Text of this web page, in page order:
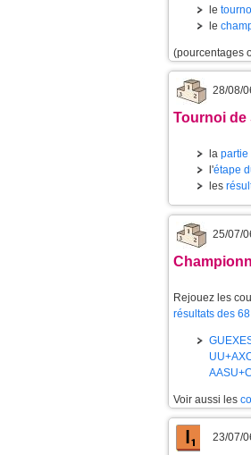
le
le
(pourcentages
28/08/
Tournoi de
la partie
l'étape
les
25/07/
Rejouez les
résultats des
Voir aussi les
23/07/